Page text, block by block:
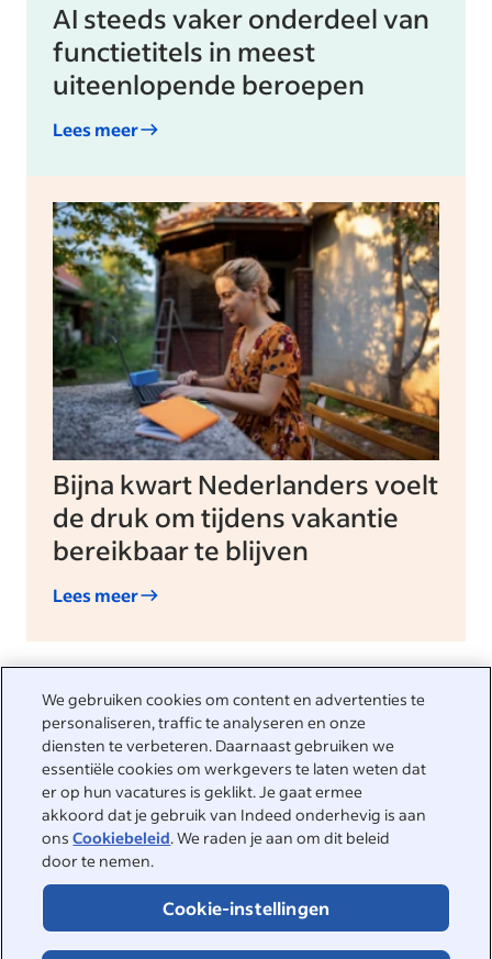
We gebruiken cookies om content en advertenties te
personaliseren, traffic te analyseren en onze
diensten te verbeteren. Daarnaast gebruiken we
essentiële cookies om werkgevers te laten weten dat
er op hun vacatures is geklikt. Je gaat ermee
akkoord dat je gebruik van Indeed onderhevig is aan
onsCookiebeleid. We raden je aan om dit beleid
door te nemen.
Cookie-instellingen
AI steeds vaker onderdeel van
functietitels in meest
uiteenlopende beroepen
Lees meer
Bijna kwart Nederlanders voelt
de druk om tijdens vakantie
bereikbaar te blijven
Lees meer
We helpen je graag
Bezoek het Helpcenter voor antwoorden op veelgestelde
vragen of neem rechtstreeks contact met ons op.
Helpcenter
Contact opnemen